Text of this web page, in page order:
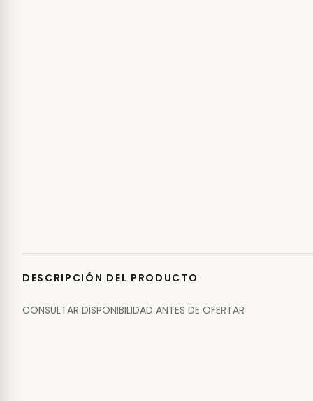
DESCRIPCIÓN DEL PRODUCTO
CONSULTAR DISPONIBILIDAD ANTES DE OFERTAR